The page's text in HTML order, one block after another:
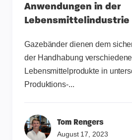
Anwendungen in der
Lebensmittelindustrie
Gazebänder dienen dem
der Handhabung
Lebensmittelprodukte in
Produktions-...
Tom Rengers
August 17, 2023